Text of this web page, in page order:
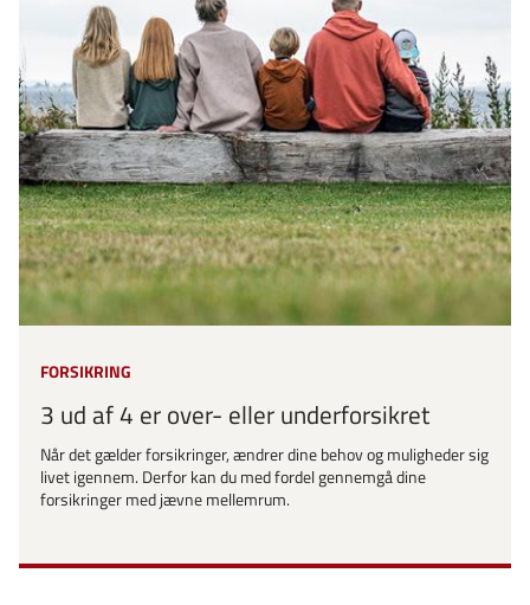
FORSIKRING
3 ud af 4 er over- eller underforsikret
Når det gælder forsikringer, ændrer dine behov og muligheder sig
livet igennem. Derfor kan du med fordel gennemgå dine
forsikringer med jævne mellemrum.